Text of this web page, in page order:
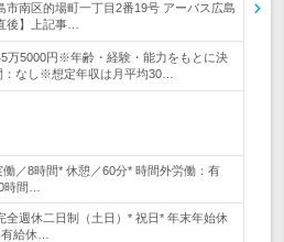
南区的場町一丁目2番19号 アーバス広島
後】上記事…
万5000円※年齢・経験・能力をもとに決
なし※想定年収は月平均30…
／8時間* 休憩／60分* 時間外労働：有
時間…
全週休二日制（土日）* 祝日* 年末年始休
給休…